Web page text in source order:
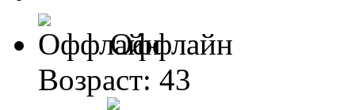
Оффлайн
Возраст: 43